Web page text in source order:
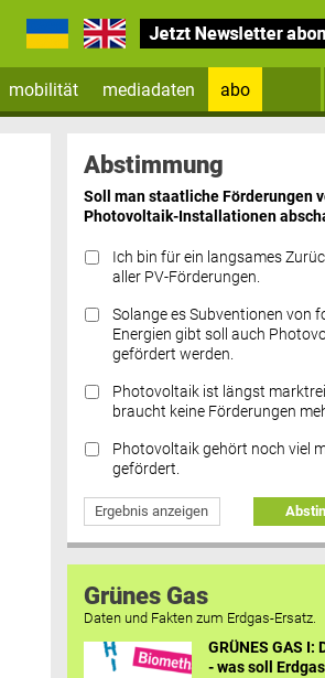
mobilität mediadaten
abo
Datenschutz FAQs
Abstimmung
Soll man staatliche Förderungen
Photovoltaik-Installationen
Ich bin für ein langsames
aller PV-Förderungen.
Solange es Subventionen von
Energien gibt soll auch
gefördert werden.
Photovoltaik ist längst
braucht keine Förderungen
Photovoltaik gehört noch viel
gefördert.
Ergebnis anzeigen
Grünes Gas
Daten und Fakten zum Erdgas-Ersatz.
GRÜNES GAS
- was soll